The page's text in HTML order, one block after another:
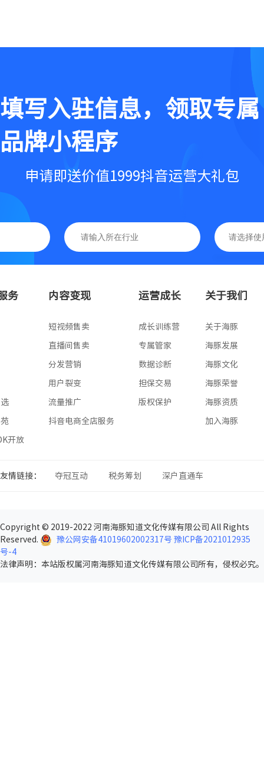
填写入驻信息，领取专属
品牌小程序
申请即送价值1999抖音运营大礼包
高级版
务
开放
内容变现
短视频售卖
直播间售卖
分发营销
用户裂变
流量推广
抖音电商全店服务
运营成长
成长训练营
专属管家
数据诊断
担保交易
版权保护
关于我们
关于海豚
海豚发展
海豚文化
海豚荣誉
海豚资质
加入海豚
友情链接： 夺冠互动 税务筹划 深户直通车
Copyright © 2019-2022 河南海豚知道文化传媒有限公司 All Rights
Reserved.
豫公网安备41019602002317号 豫ICP备2021012935
号-4
法律声明 ：本站版权属河南海豚知道文化传媒有限公司所有，侵权必究。